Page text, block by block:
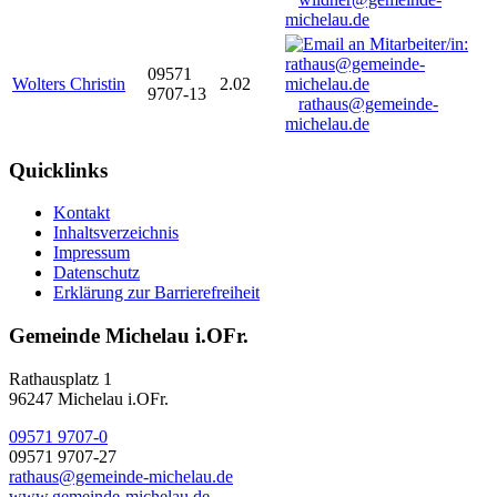
michelau.de
Wolters Christin
09571
9707-13
2.02
rathaus@gemeinde-
michelau.de
Quicklinks
Kontakt
Inhaltsverzeichnis
Impressum
Datenschutz
Erklärung zur Barrierefreiheit
Gemeinde Michelau i.OFr.
Rathausplatz 1
96247 Michelau i.OFr.
09571 9707-0
09571 9707-27
rathaus@gemeinde-michelau.de